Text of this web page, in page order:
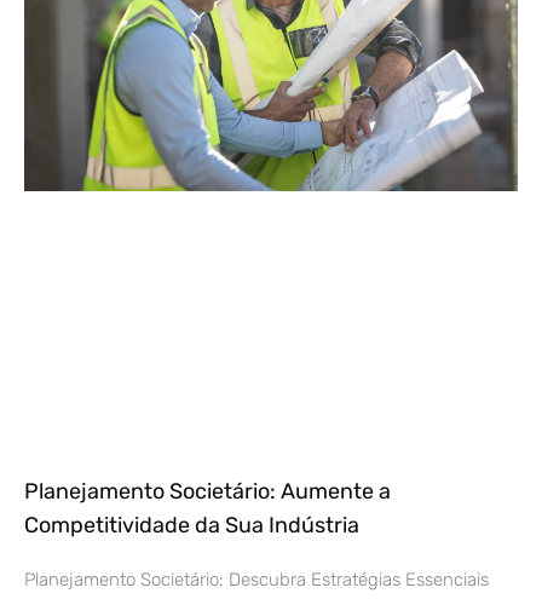
Planejamento Societário: Aumente a
Competitividade da Sua Indústria
Planejamento Societário: Descubra Estratégias Essenciais